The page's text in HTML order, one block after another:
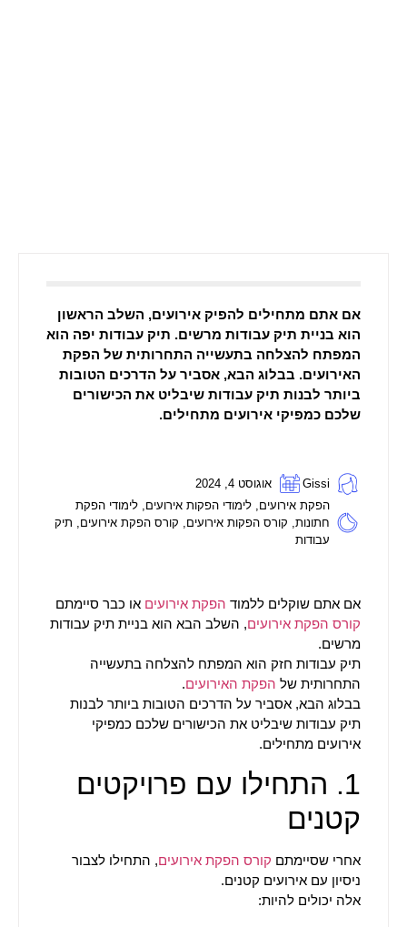
אם אתם מתחילים להפיק אירועים, השלב הראשון
הוא בניית תיק עבודות מרשים. תיק עבודות יפה הוא
המפתח להצלחה בתעשייה התחרותית של הפקת
האירועים. בבלוג הבא, אסביר על הדרכים הטובות
ביותר לבנות תיק עבודות שיבליט את הכישורים
שלכם כמפיקי אירועים מתחילים.
Gissi
אוגוסט 4, 2024
הפקת אירועים לימודי הפקות אירועים לימודי הפקת
חתונות קורס הפקות אירועים קורס הפקת אירועים
תיק
עבודות
אם אתם שוקלים ללמוד הפקת אירועים או כבר סיימתם
קורס הפקת אירועים, השלב הבא הוא בניית תיק עבודות
מרשים.
תיק עבודות חזק הוא המפתח להצלחה בתעשייה
התחרותית של הפקת האירועים.
בבלוג הבא, אסביר על הדרכים הטובות ביותר לבנות
תיק עבודות שיבליט את הכישורים שלכם כמפיקי
אירועים מתחילים.
1. התחילו עם פרויקטים
קטנים
אחרי שסיימתם קורס הפקת אירועים, התחילו לצבור
ניסיון עם אירועים קטנים.
אלה יכולים להיות: